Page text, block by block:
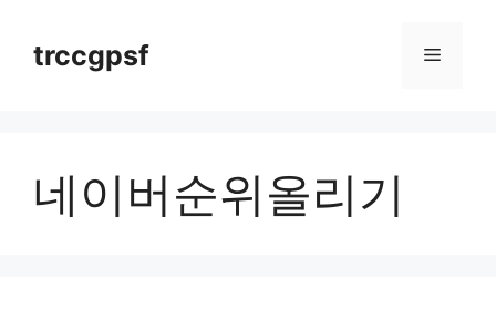
contenttrccgpsf Menu
네이버순위올리기